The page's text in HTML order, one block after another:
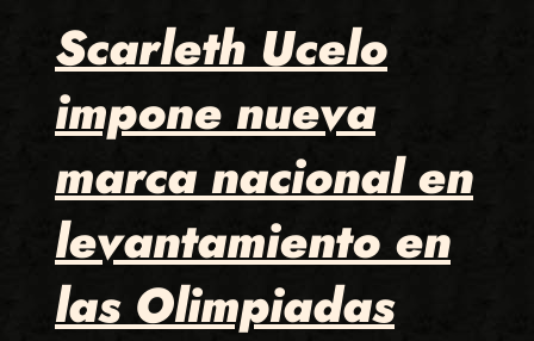
Scarleth Ucelo
impone nueva
marca nacional en
levantamiento en
las Olimpiadas